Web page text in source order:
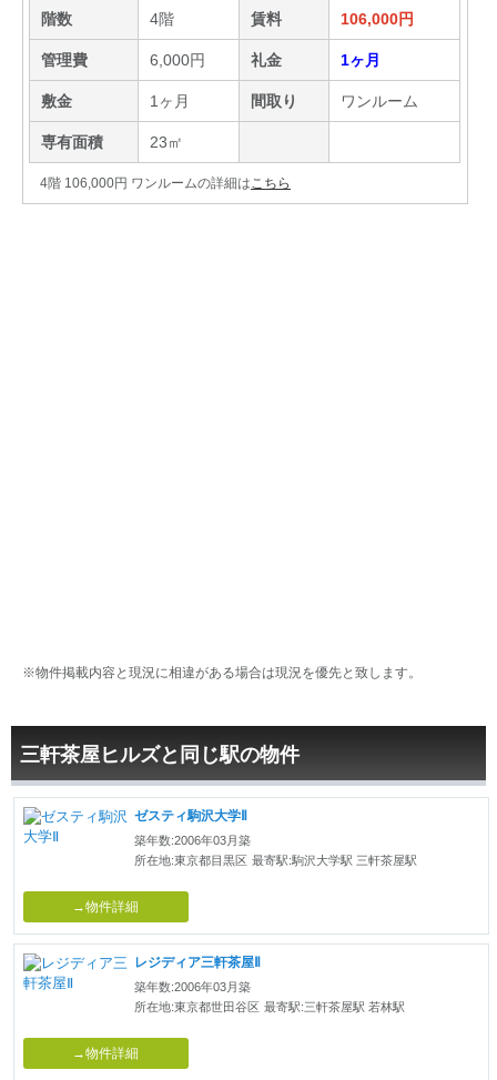
階数 4階 賃料 106,000円
管理費 6,000円 礼金 1ヶ月
敷金 1ヶ月 間取り ワンルーム
専有面積 23㎡
4階 106,000円 ワンルームの詳細は こちら
※物件掲載内容と現況に相違がある場合は現況を優先と致します。
三軒茶屋ヒルズと同じ駅の物件
ゼスティ駒沢大学Ⅱ
築年数:2006年03月築
所在地:東京都目黒区 最寄駅:駒沢大学駅 三軒茶屋駅
→物件詳細
レジディア三軒茶屋Ⅱ
築年数:2006年03月築
所在地:東京都世田谷区 最寄駅:三軒茶屋駅 若林駅
→物件詳細